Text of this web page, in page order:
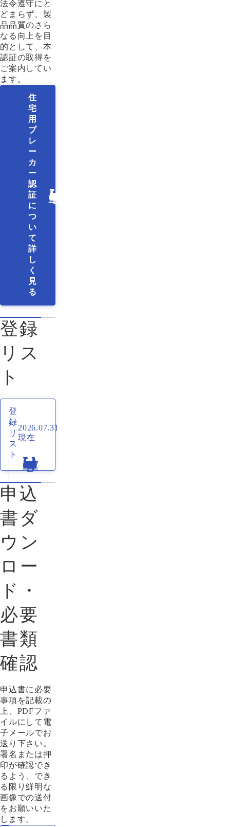
法令遵守にと
どまらず、製
品品質のさら
なる向上を目
的として、本
認証の取得を
ご案内してい
ます。
住
宅
用
ブ
レ
ー
カ
ー
認
証
に
つ
い
て
詳
し
く
見
る
登録
リス
ト
登
録
リ
ス
ト
2026.07.31
現在
申込
書ダ
ウン
ロー
ド・
必要
書類
確認
申込書に必要
事項を記載の
上、PDFファ
イルにして電
子メールでお
送り下さい。
署名または押
印が確認でき
るよう、でき
る限り鮮明な
画像での送付
をお願いいた
します。